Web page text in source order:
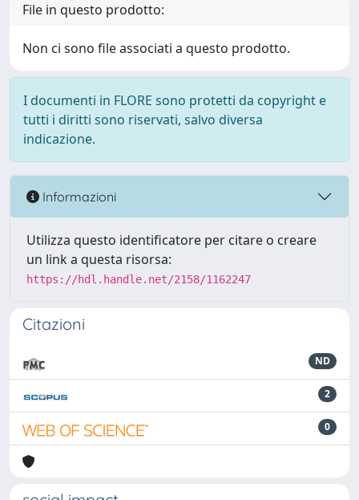
File in questo prodotto:
Non ci sono file associati a questo prodotto.
I documenti in FLORE sono protetti da copyright e
tutti i diritti sono riservati, salvo diversa
indicazione.
Informazioni
Utilizza questo identificatore per citare o creare
un link a questa risorsa:
https://hdl.handle.net/2158/1162247
Citazioni
ND
2
0